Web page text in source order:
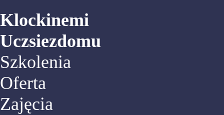
Klockinemi
Uczsiezdomu
Szkolenia
Oferta
Zajęcia